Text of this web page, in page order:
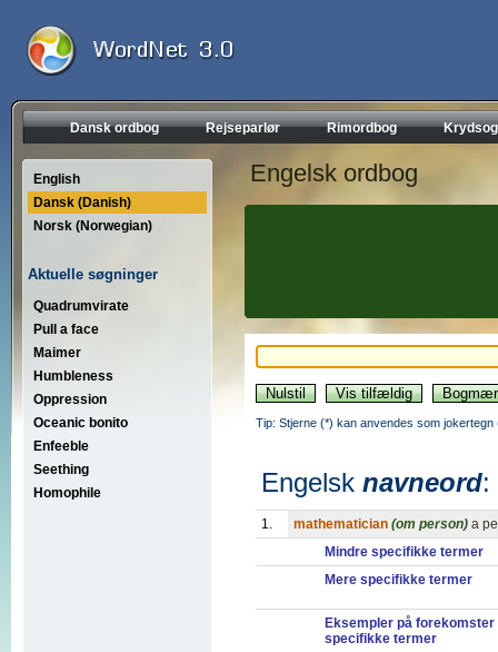
Dansk ordbog Rejseparlør Rimordbog
English
Dansk (Danish)
Norsk (Norwegian)
Aktuelle søgninger
Quadrumvirate
Pull a face
Maimer
Humbleness
Oppression
Oceanic bonito
Enfeeble
Seething
Homophile
Engelsk ordbog
Tip: Stjerne (*) kan anvendes som
Engelsk navneord:
1. mathematician (om person) a
Mindre specifikke termer
Mere specifikke termer
Eksempler på forekomster
specifikke termer